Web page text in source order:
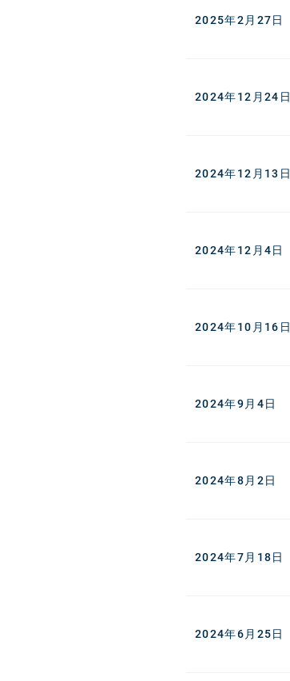
2025年2月27日
2024年12月24日
2024年12月13日
2024年12月4日
2024年10月16日
2024年9月4日
2024年8月2日
2024年7月18日
2024年6月25日